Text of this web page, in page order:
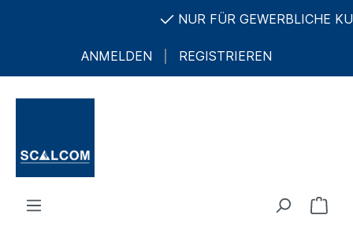
NUR FÜR GEWERBLICHE
ANMELDEN REGISTRIEREN